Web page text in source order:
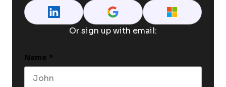
Or sign up with email:
Name *